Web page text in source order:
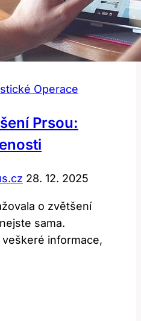
Operace
Prsou:
28. 12. 2025
o ​zvětšení
sama.⁣
informace,